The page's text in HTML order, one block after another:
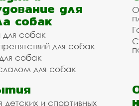
для
собак
собак
для собак
собак
для собак
детских и спортивных